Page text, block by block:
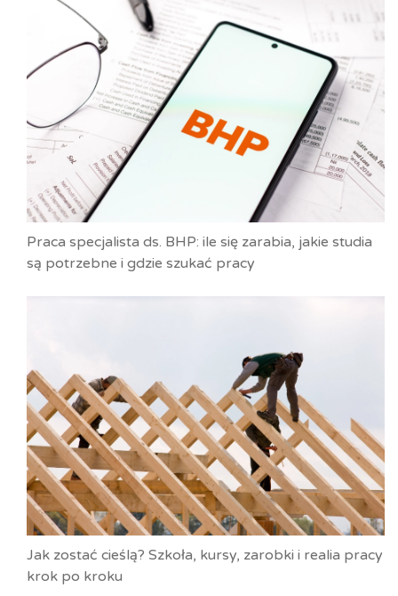
Praca specjalista ds. BHP: ile się zarabia, jakie studia
są potrzebne i gdzie szukać pracy
Jak zostać cieślą? Szkoła, kursy, zarobki i realia pracy
krok po kroku